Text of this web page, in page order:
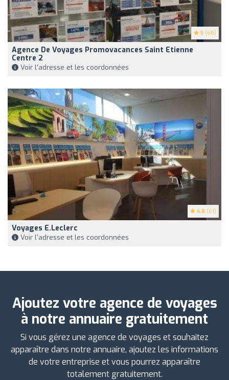
5 (68)
Agence De Voyages Promovacances Saint Etienne
Centre 2
Voir l'adresse et les coordonnées
4.8 (61)
Voyages E.Leclerc
Voir l'adresse et les coordonnées
Ajoutez votre agence de voyages
à notre annuaire gratuitement
Si vous gérez une agence de voyages et souhaitez
apparaître dans notre annuaire, ajoutez les informations
de votre entreprise et vous pourrez apparaître
totalement gratuitement.